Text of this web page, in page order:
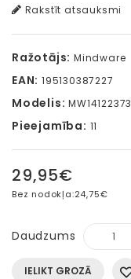
Rakstīt atsauksmi
Ražotājs: Mindware
EAN: 195130387227
Modelis: MW14122373
Pieejamība: 11
29,95€
Bez nodokļa:24,75€
Daudzums
IELIKT GROZĀ